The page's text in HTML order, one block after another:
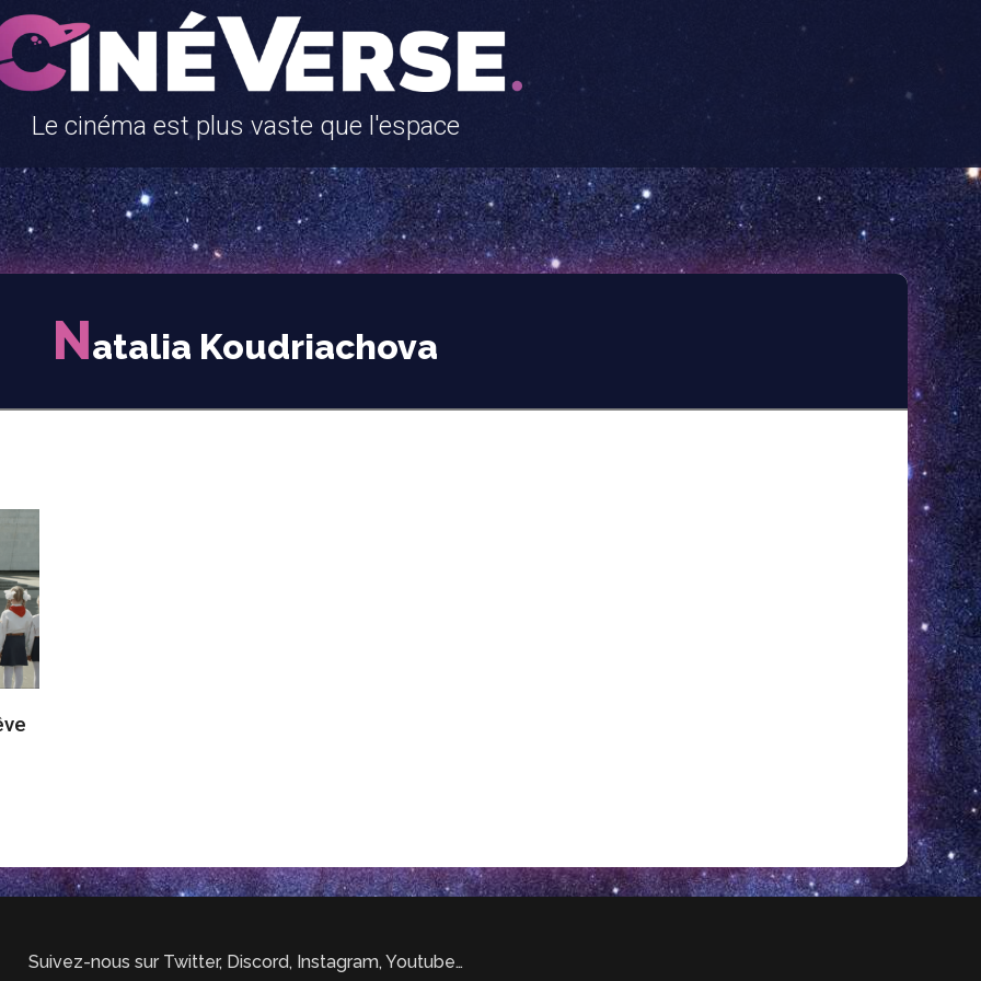
Le cinéma est plus vaste que l'espace
Natalia Koudriachova
Suivez-nous sur Twitter, Discord, Instagram, Youtube…